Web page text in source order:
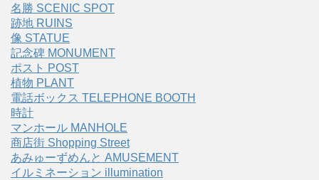
名勝 SCENIC SPOT
跡地 RUINS
像 STATUE
記念碑 MONUMENT
ポスト POST
植物 PLANT
電話ボックス TELEPHONE BOOTH
時計
マンホール MANHOLE
商店街 Shopping Street
あみゅーずめんと AMUSEMENT
イルミネーション illumination